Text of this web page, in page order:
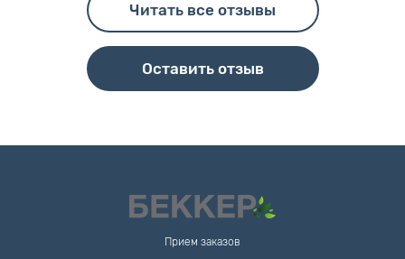
Читать все отзывы
Оставить отзыв
Прием заказов